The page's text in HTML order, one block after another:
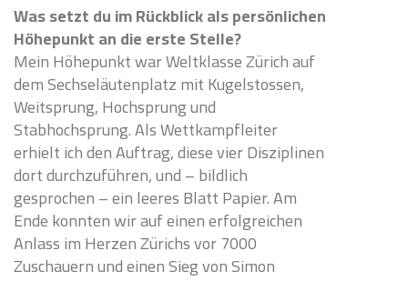
Was setzt du im Rückblick als persönlichen
Höhepunkt an die erste Stelle?
Mein Höhepunkt war Weltklasse Zürich auf
dem Sechseläutenplatz mit Kugelstossen,
Weitsprung, Hochsprung und
Stabhochsprung. Als Wettkampfleiter
erhielt ich den Auftrag, diese vier Disziplinen
dort durchzuführen, und – bildlich
gesprochen – ein leeres Blatt Papier. Am
Ende konnten wir auf einen erfolgreichen
Anlass im Herzen Zürichs vor 7000
Zuschauern und einen Sieg von Simon